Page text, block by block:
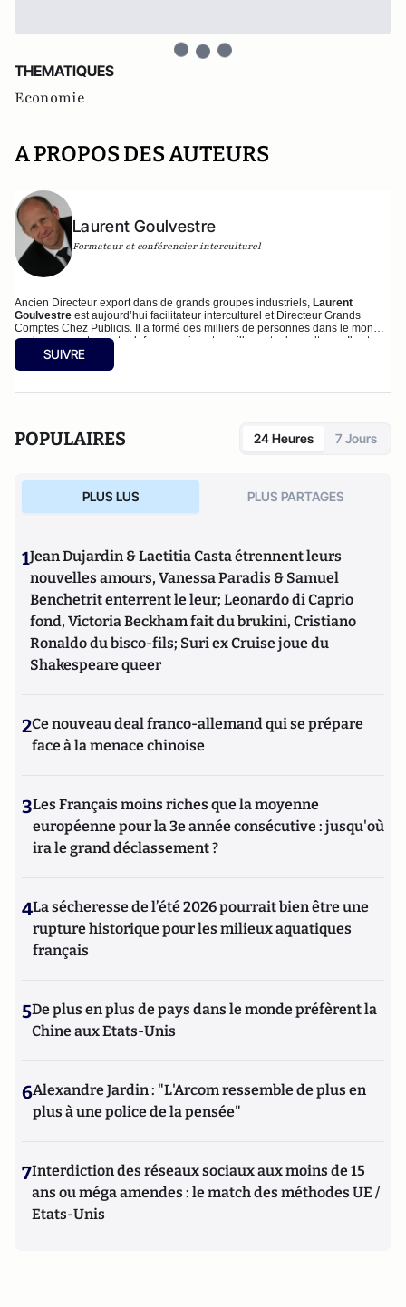
THEMATIQUES
Economie
A PROPOS DES AUTEURS
Laurent Goulvestre
Formateur et conférencier interculturel
Ancien Directeur export dans de grands groupes industriels, Laurent
Goulvestre est aujourd’hui facilitateur interculturel et Directeur Grands
Comptes Chez Publicis. Il a formé des milliers de personnes dans le monde
sur les comportements clefs pour mieux travailler entre les cultures. Il est
l’auteur de nombreux ouvrages dont les deux derniers qui sont « Les clefs
du savoir être interculturel» et « Bien communiquer avec vos interlocuteurs
SUIVRE
POPULAIRES 24 Heures 7 Jours
PLUS LUS PLUS PARTAGES
1Jean Dujardin & Laetitia Casta étrennent leurs
nouvelles amours, Vanessa Paradis & Samuel
Benchetrit enterrent le leur; Leonardo di Caprio
fond, Victoria Beckham fait du brukini, Cristiano
Ronaldo du bisco-fils; Suri ex Cruise joue du
Shakespeare queer
2Ce nouveau deal franco-allemand qui se prépare
face à la menace chinoise
3Les Français moins riches que la moyenne
européenne pour la 3e année consécutive : jusqu'où
ira le grand déclassement ?
4La sécheresse de l’été 2026 pourrait bien être une
rupture historique pour les milieux aquatiques
français
5De plus en plus de pays dans le monde préfèrent la
Chine aux Etats-Unis
6Alexandre Jardin : "L'Arcom ressemble de plus en
plus à une police de la pensée"
7Interdiction des réseaux sociaux aux moins de 15
ans ou méga amendes : le match des méthodes UE /
Etats-Unis